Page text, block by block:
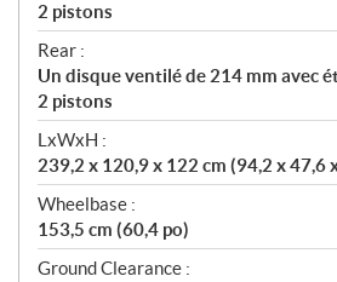
2 pistons
Rear :
Un disque ventilé de 214 mm avec
2 pistons
LxWxH :
239,2 x 120,9 x 122 cm (94,2 x 47,6
Wheelbase :
153,5 cm (60,4 po)
Ground Clearance :